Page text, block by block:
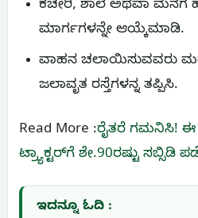
ಕಚೇರಿ, ಶಾಲೆ ಅಥವಾ ಮನೆಗೆ
ಮಾರ್ಗಗಳನ್ನೇ ಆಯ್ಕೆಮಾಡಿ.
ವಾಹನ ಚಲಾಯಿಸುವವರು
ಜಲಾವೃತ ರಸ್ತೆಗಳನ್ನ ತಪ್ಪಿಸಿ.
Read More :ರೈತರೆ
ಟ್ರ್ಯಾಕ್ಟರ್‌ಗೆ ಶೇ.90ರಷ್ಟು ಸಬ್ಸಿಡಿ
ಇದನ್ನೂ ಓದಿ :